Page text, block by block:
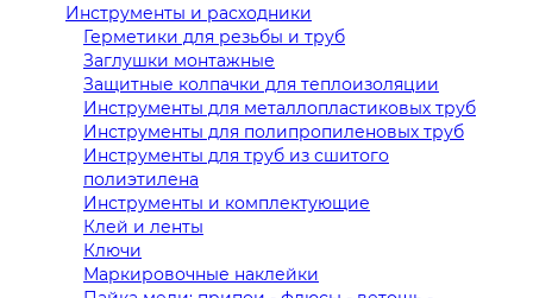
Инструменты и расходники
Герметики для резьбы и труб
Заглушки монтажные
Защитные колпачки для теплоизоляции
Инструменты для металлопластиковых труб
Инструменты для полипропиленовых труб
Инструменты для труб из сшитого
полиэтилена
Инструменты и комплектующие
Клей и ленты
Ключи
Маркировочные наклейки